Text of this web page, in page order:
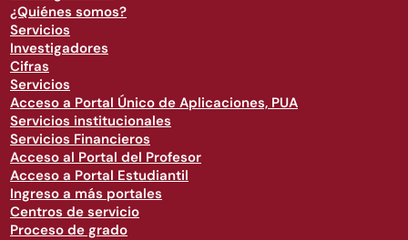
¿Quiénes somos?
Servicios
Investigadores
Cifras
Servicios
Acceso a Portal Único de Aplicaciones, PUA
Servicios institucionales
Servicios Financieros
Acceso al Portal del Profesor
Acceso a Portal Estudiantil
Ingreso a más portales
Centros de servicio
Proceso de grado